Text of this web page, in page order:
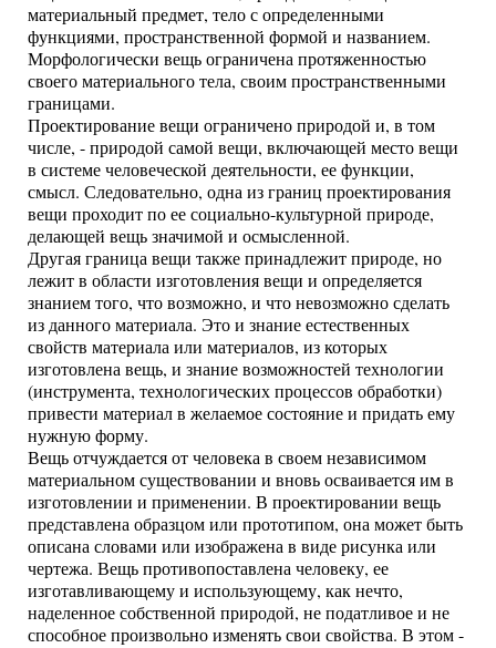
материальный предмет, тело с определенными
функциями, пространственной формой и названием.
Морфологически вещь ограничена протяженностью
своего материального тела, своим пространственными
границами.
Проектирование вещи ограничено природой и, в том
числе, - природой самой вещи, включающей место вещи
в системе человеческой деятельности, ее функции,
смысл. Следовательно, одна из границ проектирования
вещи проходит по ее социально-культурной природе,
делающей вещь значимой и осмысленной.
Другая граница вещи также принадлежит природе, но
лежит в области изготовления вещи и определяется
знанием того, что возможно, и что невозможно сделать
из данного материала. Это и знание естественных
свойств материала или материалов, из которых
изготовлена вещь, и знание возможностей технологии
(инструмента, технологических процессов обработки)
привести материал в желаемое состояние и придать ему
нужную форму.
Вещь отчуждается от человека в своем независимом
материальном существовании и вновь осваивается им в
изготовлении и применении. В проектировании вещь
представлена образцом или прототипом, она может быть
описана словами или изображена в виде рисунка или
чертежа. Вещь противопоставлена человеку, ее
изготавливающему и использующему, как нечто,
наделенное собственной природой, не податливое и не
способное произвольно изменять свои свойства. В этом -